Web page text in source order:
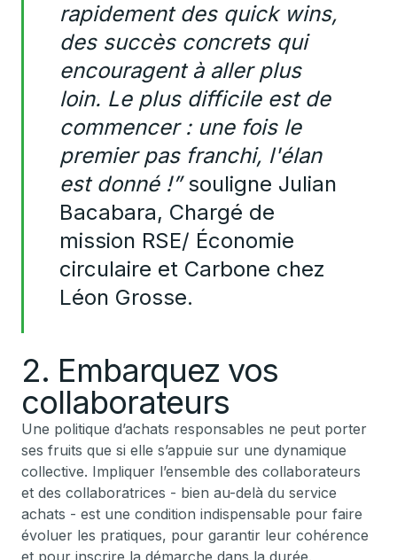
rapidement des quick wins,
des succès concrets qui
encouragent à aller plus
loin. Le plus difficile est de
commencer : une fois le
premier pas franchi, l'élan
est donné !”souligne Julian
Bacabara, Chargé de
mission RSE/ Économie
circulaire et Carbone chez
Léon Grosse.
2. Embarquez vos
collaborateurs
Une politique d’achats responsables ne peut porter
ses fruits que si elle s’appuie sur une dynamique
collective. Impliquer l’ensemble des collaborateurs
et des collaboratrices - bien au-delà du service
achats - est une condition indispensable pour faire
évoluer les pratiques, pour garantir leur cohérence
et pour inscrire la démarche dans la durée.